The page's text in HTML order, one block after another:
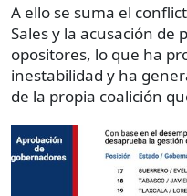
A ello se suma el
Sales y la acusación de
opositores, lo que ha
inestabilidad y ha
de la propia coalición